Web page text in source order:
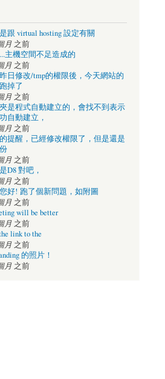
跟 virtual hosting 設定有關
月之前
主機空間不足造成的
月之前
日修改/tmp的權限後，今天網站的
掉了
月之前
是程式自動建立的，會找不到表示
自動建立，
月之前
提醒，已經修改權限了，但是還是
月之前
D8 對吧，
月之前
好! 跑了個新問題，如附圖
月之前
will be better
月之前
link to the
月之前
的照片！
月之前